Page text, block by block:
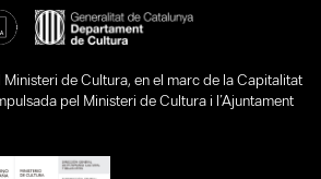
de Cultura, en el marc de la Capitalitat
pel Ministeri de Cultura i l’Ajuntament